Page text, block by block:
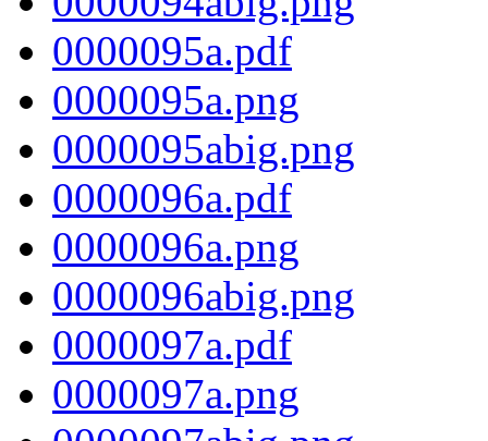
0000095a.pdf
0000095a.png
0000095abig.png
0000096a.pdf
0000096a.png
0000096abig.png
0000097a.pdf
0000097a.png